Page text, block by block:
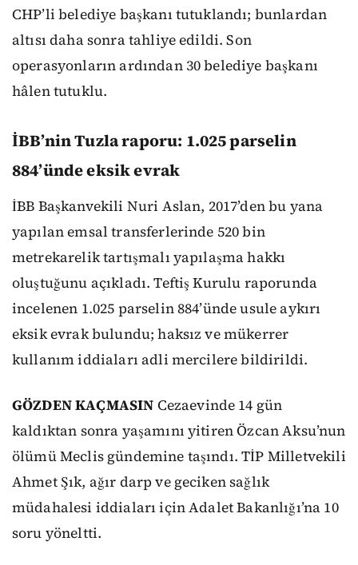
CHP’li belediye başkanı tutuklandı; bunlardan
altısı daha sonra tahliye edildi. Son
operasyonların ardından 30 belediye başkanı
hâlen tutuklu.
İBB’nin Tuzla raporu: 1.025 parselin
884’ünde eksik evrak
İBB Başkanvekili Nuri Aslan, 2017’den bu yana
yapılan emsal transferlerinde 520 bin
metrekarelik tartışmalı yapılaşma hakkı
oluştuğunu açıkladı. Teftiş Kurulu raporunda
incelenen 1.025 parselin 884’ünde usule aykırı
eksik evrak bulundu; haksız ve mükerrer
kullanım iddiaları adli mercilere bildirildi.
GÖZDEN KAÇMASIN Cezaevinde 14 gün
kaldıktan sonra yaşamını yitiren Özcan Aksu’nun
ölümü Meclis gündemine taşındı. TİP Milletvekili
Ahmet Şık, ağır darp ve geciken sağlık
müdahalesi iddiaları için Adalet Bakanlığı’na 10
soru yöneltti.